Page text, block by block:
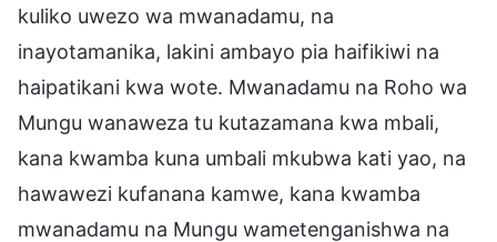
kuliko uwezo wa mwanadamu, na
inayotamanika, lakini ambayo pia haifikiwi na
haipatikani kwa wote. Mwanadamu na Roho wa
Mungu wanaweza tu kutazamana kwa mbali,
kana kwamba kuna umbali mkubwa kati yao, na
hawawezi kufanana kamwe, kana kwamba
mwanadamu na Mungu wametenganishwa na